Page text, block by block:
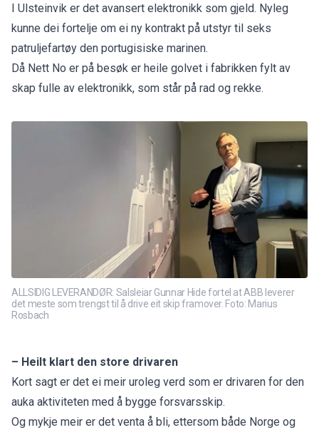
I Ulsteinvik er det avansert elektronikk som gjeld. Nyleg
kunne dei fortelje om ei ny kontrakt på utstyr til seks
patruljefartøy den portugisiske marinen.
Då Nett No er på besøk er heile golvet i fabrikken fylt av
skap fulle av elektronikk, som står på rad og rekke.
ALLSIDIG LEVERANDØR: Salsleiar Gunnar Hide fortel at ABB leverer
det meste som trengst til å drive eit skip framover. Foto: Marius
Rosbach
– Heilt klart den store drivaren
Kort sagt er det ei meir uroleg verd som er drivaren for den
auka aktiviteten med å bygge forsvarsskip.
Og mykje meir er det venta å bli, ettersom både Norge og